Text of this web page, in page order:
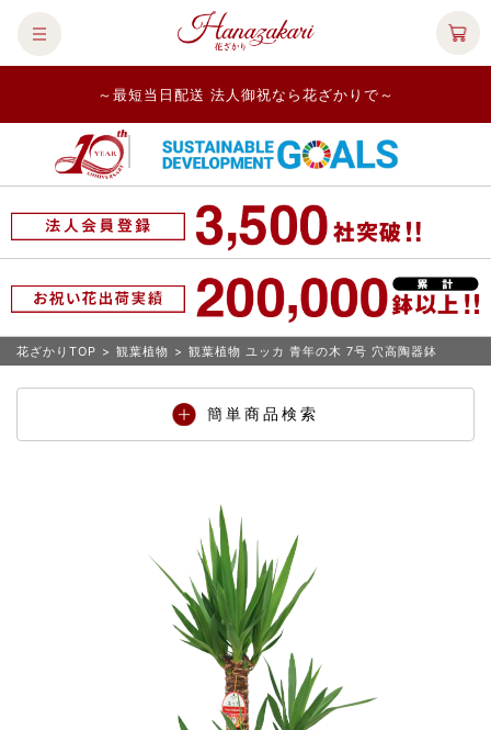
～最短当日配送 法人御祝なら花ざかりで～
花ざかりTOP > 観葉植物 > 観葉植物 ユッカ 青年の木 7号 穴高陶器鉢
簡単商品検索